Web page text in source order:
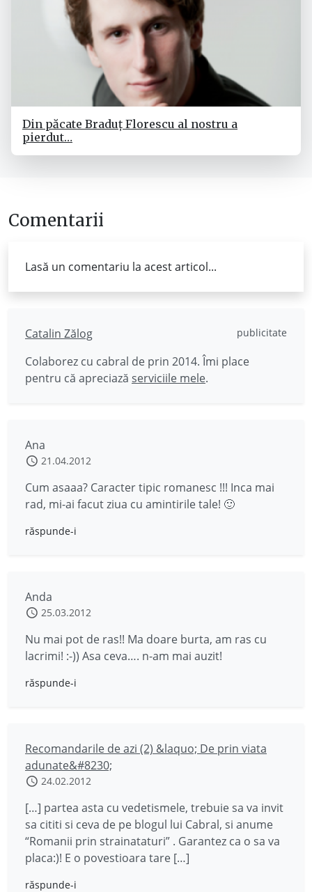
Din păcate Braduț Florescu al nostru a
pierdut…
Comentarii
Lasă un comentariu la acest articol...
Catalin Zălog publicitate
Colaborez cu cabral de prin 2014. Îmi place
pentru că apreciază serviciile mele.
Ana
21.04.2012
Cum asaaa? Caracter tipic romanesc !!! Inca mai
rad, mi-ai facut ziua cu amintirile tale! 🙂
răspunde-i
Anda
25.03.2012
Nu mai pot de ras!! Ma doare burta, am ras cu
lacrimi! :-)) Asa ceva…. n-am mai auzit!
răspunde-i
Recomandarile de azi (2) &laquo; De prin viata
adunate&#8230;
24.02.2012
[…] partea asta cu vedetismele, trebuie sa va invit
sa cititi si ceva de pe blogul lui Cabral, si anume
“Romanii prin strainataturi” . Garantez ca o sa va
placa:)! E o povestioara tare […]
răspunde-i